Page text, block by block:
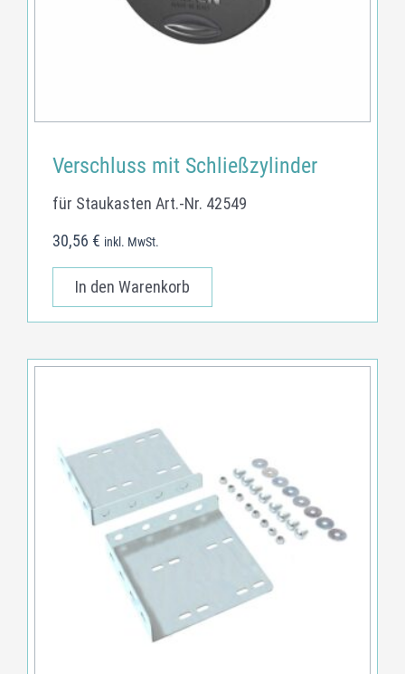
Verschluss mit Schließzylinder
für Staukasten Art.-Nr. 42549
30,56 € inkl. MwSt.
In den Warenkorb